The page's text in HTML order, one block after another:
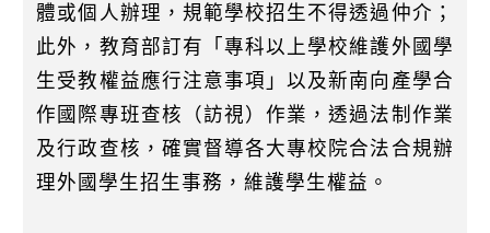
體或個人辦理，規範學校招生不得透過仲介；
此外，教育部訂有「專科以上學校維護外國學
生受教權益應行注意事項」以及新南向產學合
作國際專班查核（訪視）作業，透過法制作業
及行政查核，確實督導各大專校院合法合規辦
理外國學生招生事務，維護學生權益。